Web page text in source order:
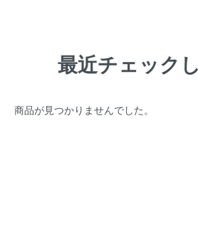
最近チェック
商品が見つかりませんでした。